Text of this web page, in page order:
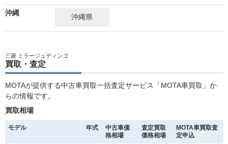
沖縄 沖縄県
三菱 ミラージュディンゴ
買取・査定
MOTAが提供する中古車買取一括査定サービス「MOTA車買取」か
らの情報です。
買取相場
モデル 年式
中古車価
格相場
査定買取
価格相場
MOTA車買取査
定申込